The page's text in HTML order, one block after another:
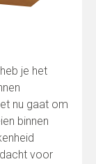
je het
nu gaat om
binnen
voor